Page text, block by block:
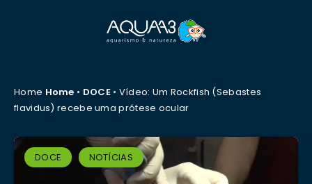
Home Home • DOCE• Vídeo: Um Rockfish (Sebastes
flavidus) recebe uma prótese ocular
DOCE NOTÍCIAS